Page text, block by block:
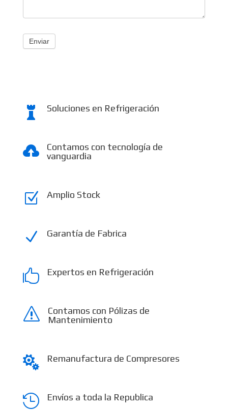
Enviar
 Soluciones en Refrigeración

Contamos con tecnología de
vanguardia
Z Amplio Stock
N Garantía de Fabrica
 Expertos en Refrigeración
s
Contamos con Pólizas de
Mantenimiento
 Remanufactura de Compresores
 Envíos a toda la Republica